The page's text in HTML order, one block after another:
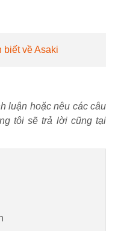
biết về Asaki
luận hoặc nêu các câu
tôi sẽ trả lời cũng tại